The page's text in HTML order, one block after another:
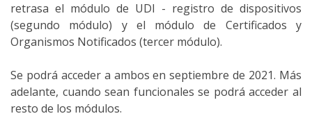
retrasa el módulo de UDI - registro de dispositivos
(segundo módulo) y el módulo de Certificados y
Organismos Notificados (tercer módulo).
Se podrá acceder a ambos en septiembre de 2021. Más
adelante, cuando sean funcionales se podrá acceder al
resto de los módulos.